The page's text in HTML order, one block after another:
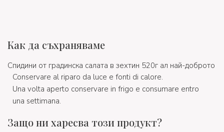
Как да съхраняваме
Спидини от градинска салата в зехтин 520г ал най-доброто
Conservare al riparo da luce e fonti di calore.
Una volta aperto conservare in frigo e consumare entro
una settimana.
Защо ни харесва този продукт?